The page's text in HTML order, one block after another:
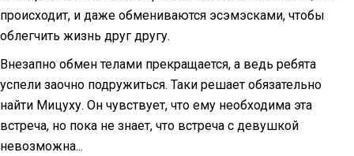
происходит, и даже обмениваются эсэмэсками, чтобы
облегчить жизнь друг другу.
Внезапно обмен телами прекращается, а ведь ребята
успели заочно подружиться. Таки решает обязательно
найти Мицуху. Он чувствует, что ему необходима эта
встреча, но пока не знает, что встреча с девушкой
невозможна...